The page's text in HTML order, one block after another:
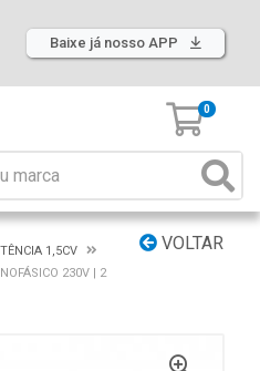
Baixe já nosso APP
0
VOLTAR
1,5CV
230V | 2